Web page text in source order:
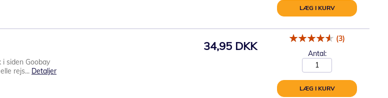
LÆG I KURV
siden Goobay
rejs... Detaljer
34,95 DKK
(3)
Antal:
LÆG I KURV